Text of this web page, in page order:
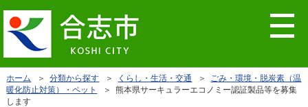
ホーム ＞分類から探す ＞ くらし・生活・交通 ＞ ごみ・環境・脱炭素（温
暖化防止対策）・ペット
＞ 熊本県サーキュラーエコノミー認証製品等を募集
します